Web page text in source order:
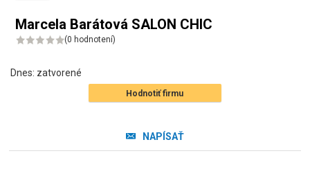
Marcela Barátová SALON CHIC
(0 hodnotení)
Dnes: zatvorené
Hodnotiť firmu
NAPÍSAŤ